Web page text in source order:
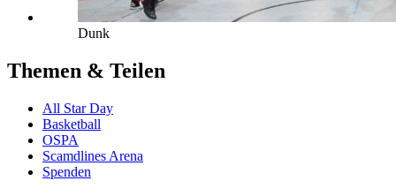
Dunk
Themen & Teilen
All Star Day
Basketball
OSPA
Scamdlines Arena
Spenden